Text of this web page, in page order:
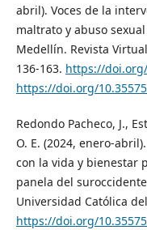
abril). Voces de la
maltrato y abuso
Medellín. Revista
136-163. https://
https://doi.org/
Redondo Pacheco, J.,
O. E. (2024, enero-
con la vida y bienestar
panela del
Universidad Católica
https://doi.org/